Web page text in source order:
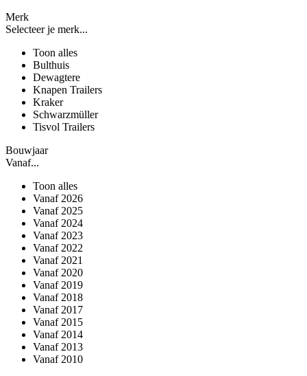
Merk
Selecteer je merk...
Toon alles
Bulthuis
Dewagtere
Knapen Trailers
Kraker
Schwarzmüller
Tisvol Trailers
Bouwjaar
Vanaf...
Toon alles
Vanaf 2026
Vanaf 2025
Vanaf 2024
Vanaf 2023
Vanaf 2022
Vanaf 2021
Vanaf 2020
Vanaf 2019
Vanaf 2018
Vanaf 2017
Vanaf 2015
Vanaf 2014
Vanaf 2013
Vanaf 2010